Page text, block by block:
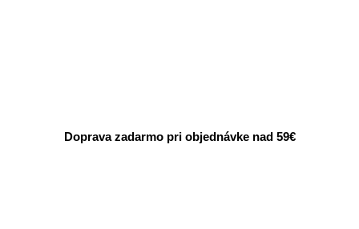
Doprava zadarmo pri objednávke nad 59€